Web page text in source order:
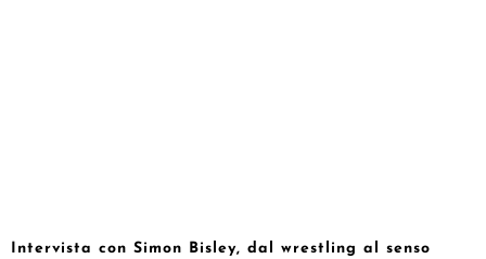
Intervista con Simon Bisley, dal wrestling al senso